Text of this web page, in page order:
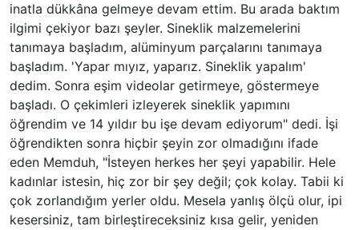
inatla dükkâna gelmeye devam ettim. Bu arada baktım
ilgimi çekiyor bazı şeyler. Sineklik malzemelerini
tanımaya başladım, alüminyum parçalarını tanımaya
başladım. 'Yapar mıyız, yaparız. Sineklik yapalım'
dedim. Sonra eşim videolar getirmeye, göstermeye
başladı. O çekimleri izleyerek sineklik yapımını
öğrendim ve 14 yıldır bu işe devam ediyorum" dedi. İşi
öğrendikten sonra hiçbir şeyin zor olmadığını ifade
eden Memduh, "İsteyen herkes her şeyi yapabilir. Hele
kadınlar istesin, hiç zor bir şey değil; çok kolay. Tabii ki
çok zorlandığım yerler oldu. Mesela yanlış ölçü olur, ipi
kesersiniz, tam birleştireceksiniz kısa gelir, yeniden